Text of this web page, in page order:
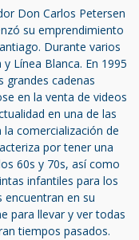
Don Carlos Petersen
su emprendimiento
Durante varios
Línea Blanca. En 1995
grandes cadenas
en la venta de videos
en una de las
comercialización de
por tener una
60s y 70s, así como
infantiles para los
encuentran en su
para llevar y ver todas
tiempos pasados.